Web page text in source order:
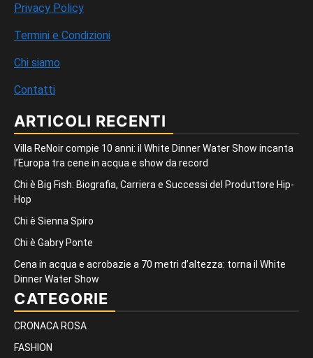
Privacy Policy
Termini e Condizioni
Chi siamo
Contatti
ARTICOLI RECENTI
Villa ReNoir compie 10 anni: il White Dinner Water Show incanta
l’Europa tra cene in acqua e show da record
Chi è Big Fish: Biografia, Carriera e Successi del Produttore Hip-
Hop
Chi è Sienna Spiro
Chi è Gabry Ponte
Cena in acqua e acrobazie a 70 metri d’altezza: torna il White
Dinner Water Show
CATEGORIE
CRONACA ROSA
FASHION